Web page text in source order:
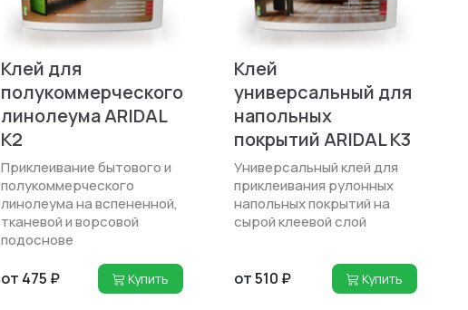
Клей для
полукоммерческого
линолеума ARIDAL
K2
Приклеивание бытового и
полукоммерческого
линолеума на вспененной,
тканевой и ворсовой
подоснове
от 475 ₽ Купить
Клей
универсальный для
напольных
покрытий ARIDAL K3
Универсальный клей для
приклеивания рулонных
напольных покрытий на
сырой клеевой слой
от 510 ₽ Купить